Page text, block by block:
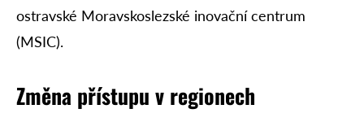
ostravské Moravskoslezské inovační centrum
(MSIC).
Změna přístupu v regionech